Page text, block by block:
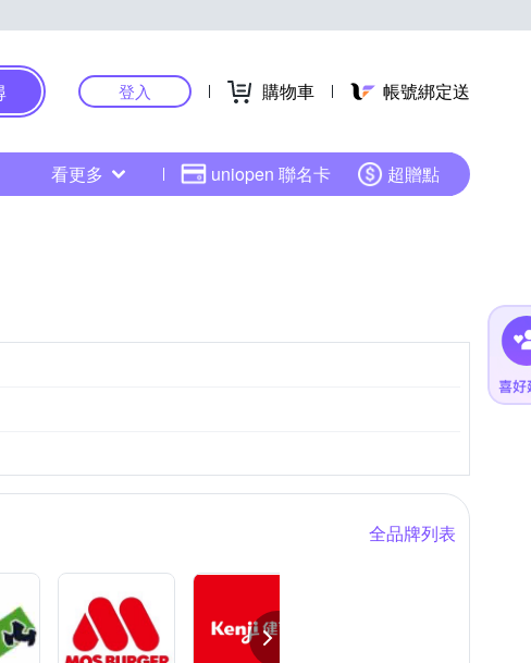
登入 購物車 帳號綁定送
看更多 uniopen 聯名卡 超贈點
全品牌列表